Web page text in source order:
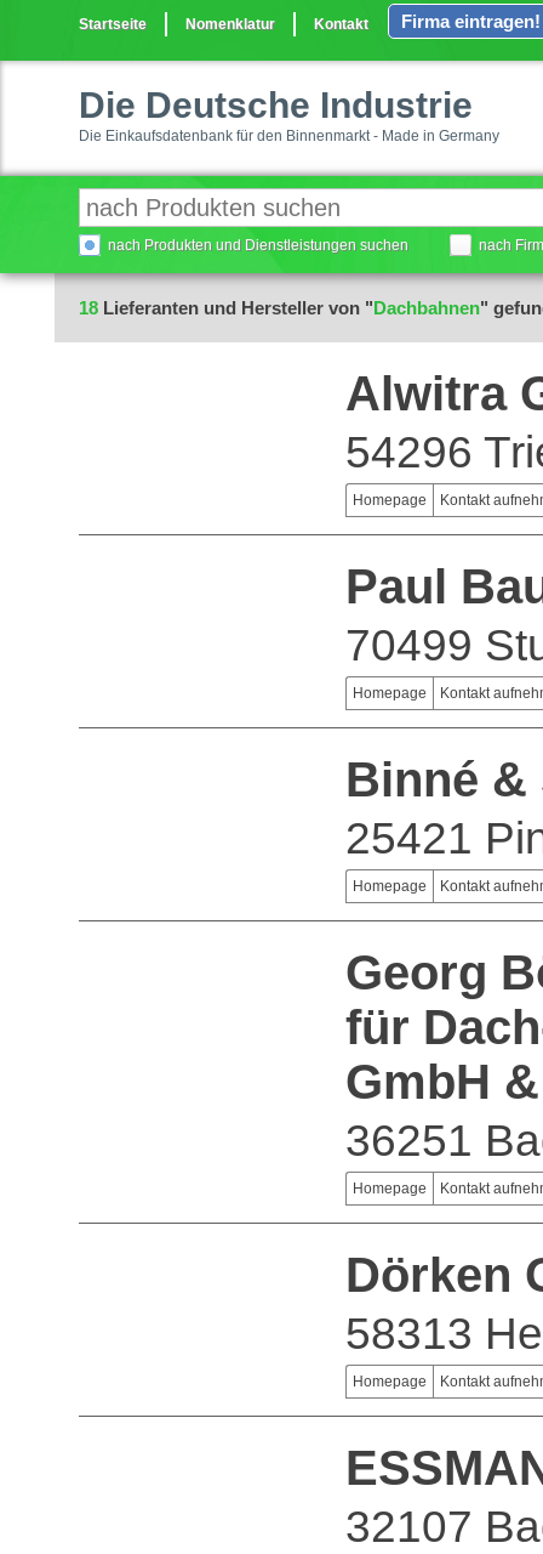
Startseite Nomenklatur Kontakt Firma eintragen!
Die Deutsche Industrie
Die Einkaufsdatenbank für den Binnenmarkt - Made in Germany
nach Produkten und Dienstleistungen suchen nach
18 Lieferanten und Hersteller von "Dachbahnen"
Alwitra
54296
Homepage Kontakt
Paul
70499
Homepage Kontakt
Binné &
25421
Homepage Kontakt
Georg
für
GmbH
36251
Homepage Kontakt
Dörken
58313
Homepage Kontakt
32107